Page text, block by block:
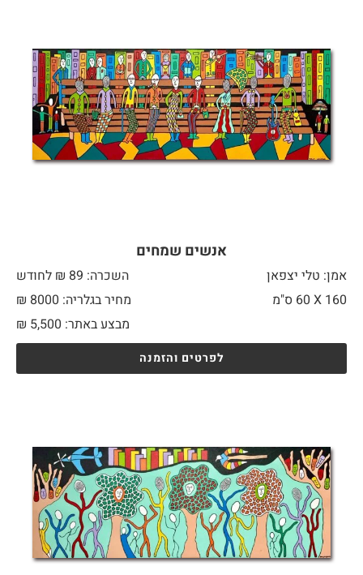
אנשים שמחים
אמן: טלי יצפאן
השכרה: 89 ₪ לחודש
160 X
מחיר בגלריה: 8000 ₪
מבצע באתר:
₪ 5,500
לפרטים והזמנה